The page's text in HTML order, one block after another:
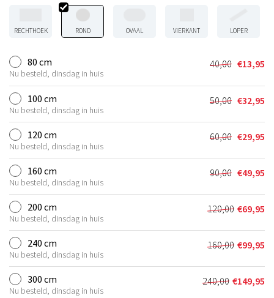
RECHTHOEK ROND OVAAL VIERKANT LOPER
80 cm
Nu besteld, dinsdag in huis
40,00
prijs
was:
€40,00.
€13,95
Huidige
prijs
is:
€13,95.
100 cm
Nu besteld, dinsdag in huis
50,00
prijs
was:
€50,00.
€32,95
Huidige
prijs
is:
€32,95.
120 cm
Nu besteld, dinsdag in huis
60,00
prijs
was:
€60,00.
€29,95
Huidige
prijs
is:
€29,95.
160 cm
Nu besteld, dinsdag in huis
90,00
prijs
was:
€90,00.
€49,95
Huidige
prijs
is:
€49,95.
200 cm
Nu besteld, dinsdag in huis
120,00
prijs
was:
€120,00.
€69,95
Huidige
prijs
is:
€69,95.
240 cm
Nu besteld, dinsdag in huis
160,00
prijs
was:
€160,00.
€99,95
Huidige
prijs
is:
€99,95.
300 cm
Nu besteld, dinsdag in huis
240,00 €149,95
Huidige